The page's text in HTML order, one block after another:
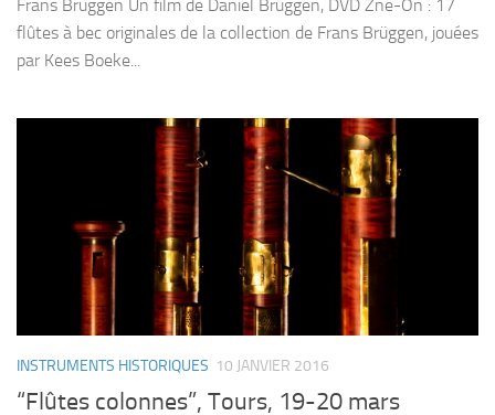
Frans Brüggen Un film de Daniel Brüggen, DVD Zne-On : 17
flûtes à bec originales de la collection de Frans Brüggen, jouées
par Kees Boeke...
INSTRUMENTS HISTORIQUES 10 JANVIER 2016
“Flûtes colonnes”, Tours, 19-20 mars